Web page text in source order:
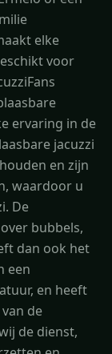
elke
voor
ervaring in de
jacuzzi
en zijn
waardoor u
De
bubbels,
dan ook het
een
en heeft
de
de dienst,